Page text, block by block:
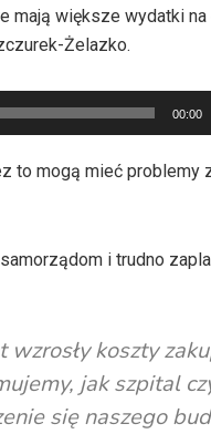
mają większe wydatki na
Żelazko.
00:00
to mogą mieć problemy
i trudno
koszty
jak szpital
się naszego